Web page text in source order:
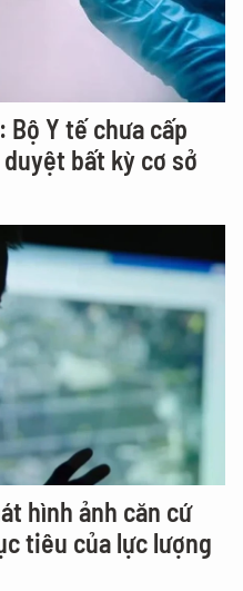
Y tế chưa cấp
bất kỳ cơ sở
hình ảnh căn cứ
tiêu của lực lượng